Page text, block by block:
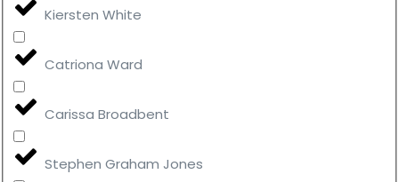
Kiersten White
Catriona Ward
Carissa Broadbent
Stephen Graham Jones